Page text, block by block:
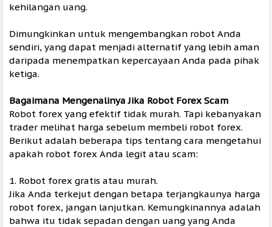
kehilangan uang.
Dimungkinkan untuk mengembangkan robot Anda
sendiri, yang dapat menjadi alternatif yang lebih aman
daripada menempatkan kepercayaan Anda pada pihak
ketiga.
Bagaimana Mengenalinya Jika Robot Forex Scam
Robot forex yang efektif tidak murah. Tapi kebanyakan
trader melihat harga sebelum membeli robot forex.
Berikut adalah beberapa tips tentang cara mengetahui
apakah robot forex Anda legit atau scam:
1. Robot forex gratis atau murah.
Jika Anda terkejut dengan betapa terjangkaunya harga
robot forex, jangan lanjutkan. Kemungkinannya adalah
bahwa itu tidak sepadan dengan uang yang Anda